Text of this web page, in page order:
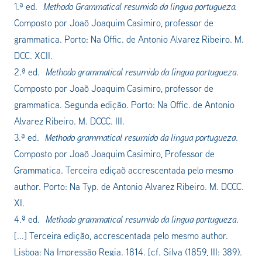
1.ª ed. Methodo Grammatical resumido da lingua portugueza.
Composto por Joaõ Joaquim Casimiro, professor de
grammatica. Porto: Na Offic. de Antonio Alvarez Ribeiro. M.
DCC. XCII.
2.ª ed. Methodo grammatical resumido da lingua portugueza.
Composto por Joaõ Joaquim Casimiro, professor de
grammatica. Segunda edição. Porto: Na Offic. de Antonio
Alvarez Ribeiro. M. DCCC. III.
3.ª ed. Methodo grammatical resumido da lingua portugueza.
Composto por Joaõ Joaquim Casimiro, Professor de
Grammatica. Terceira ediçaõ accrescentada pelo mesmo
author. Porto: Na Typ. de Antonio Alvarez Ribeiro. M. DCCC.
XI.
4.ª ed. Methodo grammatical resumido da lingua portugueza.
[...] Terceira edição, accrescentada pelo mesmo author.
Lisboa: Na Impressão Regia. 1814. [cf. Silva (1859, III: 389).